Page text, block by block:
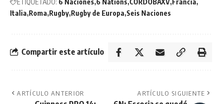
Italia Roma Rugby Rugby de Europa Seis Naciones
Compartir este artículo
ARTÍCULO ANTERIOR ARTÍCULO SIGUIENTE